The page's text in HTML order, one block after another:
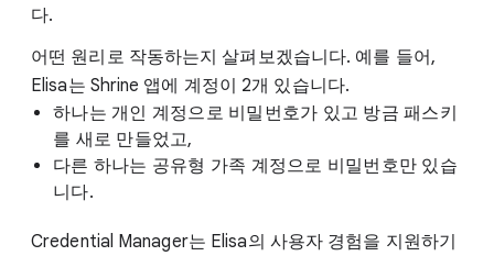
다.
어떤 원리로 작동하는지 살펴보겠습니다. 예를 들어,
Elisa는 Shrine 앱에 계정이 2개 있습니다.
하나는 개인 계정으로 비밀번호가 있고 방금 패스키
를 새로 만들었고,
다른 하나는 공유형 가족 계정으로 비밀번호만 있습
니다.
Credential Manager는 Elisa의 사용자 경험을 지원하기